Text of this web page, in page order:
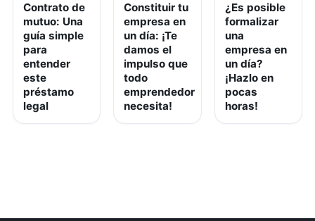
Contrato de
mutuo: Una
guía simple
para
entender
este
préstamo
legal
Constituir tu
empresa en
un día: ¡Te
damos el
impulso que
todo
emprendedor
necesita!
¿Es posible
formalizar
una
empresa en
un día?
¡Hazlo en
pocas
horas!